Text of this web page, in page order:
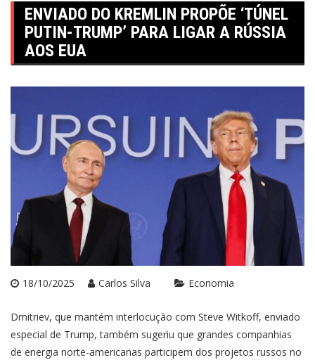
ENVIADO DO KREMLIN PROPÕE ‘TÚNEL
PUTIN-TRUMP’ PARA LIGAR A RÚSSIA
AOS EUA
18/10/2025 Carlos Silva Economia
Dmitriev, que mantém interlocução com Steve Witkoff, enviado
especial de Trump, também sugeriu que grandes companhias
de energia norte-americanas participem dos projetos russos no